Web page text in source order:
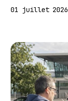
01 juillet 2026